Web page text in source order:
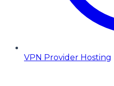
VPN Provider Hosting